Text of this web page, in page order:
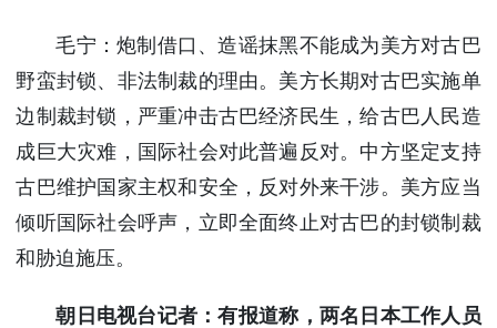
毛宁：炮制借口、造谣抹黑不能成为美方对古巴
野蛮封锁、非法制裁的理由。美方长期对古巴实施单
边制裁封锁，严重冲击古巴经济民生，给古巴人民造
成巨大灾难，国际社会对此普遍反对。中方坚定支持
古巴维护国家主权和安全，反对外来干涉。美方应当
倾听国际社会呼声，立即全面终止对古巴的封锁制裁
和胁迫施压。
朝日电视台记者：有报道称，两名日本工作人员